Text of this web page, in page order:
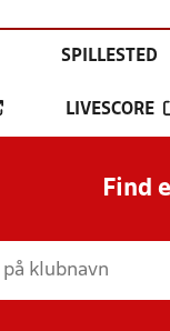
SPILLESTED
LIVESCORE
Find